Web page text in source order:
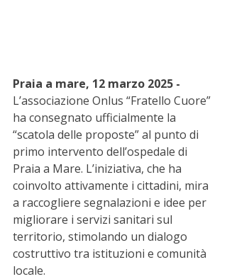
Praia a mare, 12 marzo 2025 -
L’associazione Onlus “Fratello Cuore”
ha consegnato ufficialmente la
“scatola delle proposte” al punto di
primo intervento dell’ospedale di
Praia a Mare. L’iniziativa, che ha
coinvolto attivamente i cittadini, mira
a raccogliere segnalazioni e idee per
migliorare i servizi sanitari sul
territorio, stimolando un dialogo
costruttivo tra istituzioni e comunità
locale.